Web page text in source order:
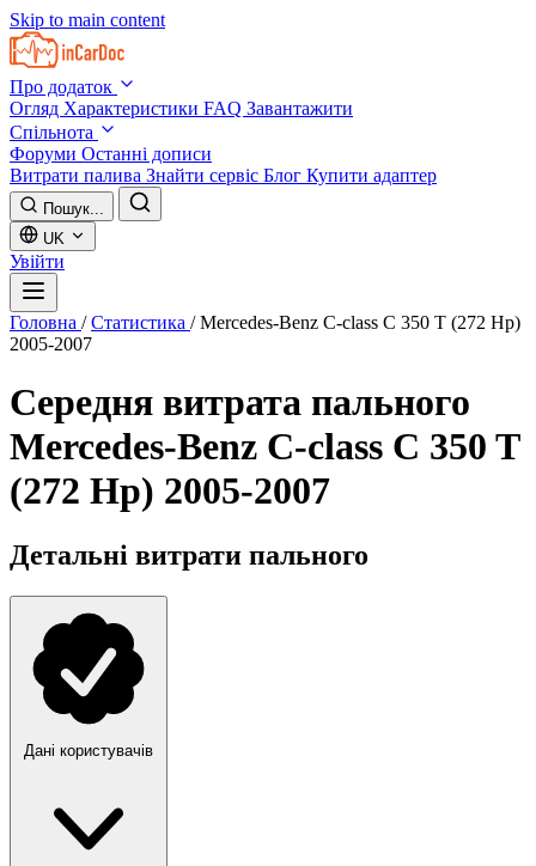
Skip to main content
Про додаток
Огляд Характеристики FAQ Завантажити
Спільнота
Форуми Останні дописи
Витрати палива Знайти сервіс Блог Купити адаптер
Пошук...
UK
Увійти
Головна / Статистика / Mercedes-Benz C-class C 350 T (272 Hp)
2005-2007
Середня витрата пального
Mercedes-Benz C-class C 350 T
(272 Hp) 2005-2007
Детальні витрати пального
Дані користувачів